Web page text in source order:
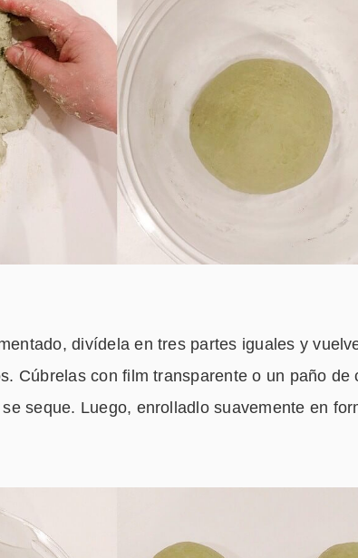
divídela en tres partes iguales y
Cúbrelas con film transparente o un paño de
seque. Luego, enrolladlo suavemente en